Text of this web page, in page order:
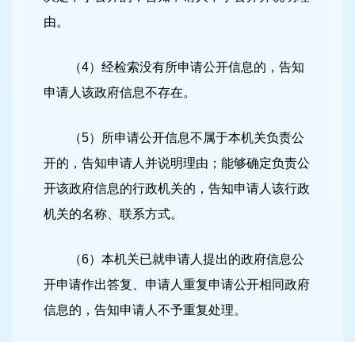
由。
（4）经检索没有所申请公开信息的，告知
申请人该政府信息不存在。
（5）所申请公开信息不属于本机关负责公
开的，告知申请人并说明理由；能够确定负责公
开该政府信息的行政机关的，告知申请人该行政
机关的名称、联系方式。
（6）本机关已就申请人提出的政府信息公
开申请作出答复、申请人重复申请公开相同政府
信息的，告知申请人不予重复处理。